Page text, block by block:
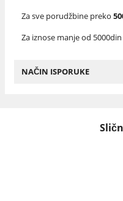
Za sve porudžbine preko
Za iznose manje od
NAČIN ISPORUKE